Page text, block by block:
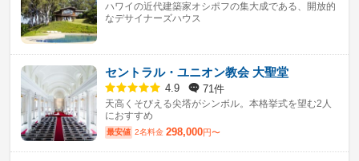
ハワイの近代建築家オシポフの集大成である、開放的
なデサイナーズハウス
セントラル・ユニオン教会 大聖堂
4.9 71件
天高くそびえる尖塔がシンボル。本格挙式を望む2人
におすすめ
最安値 2名料金 298,000円〜